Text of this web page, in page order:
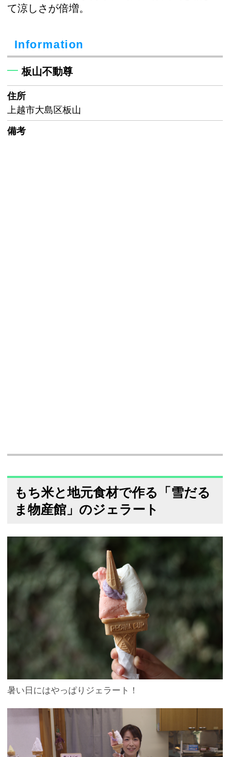
て涼しさが倍増。
Information
板山不動尊
住所
上越市大島区板山
備考
もち米と地元食材で作る「雪だる
ま物産館」のジェラート
暑い日にはやっぱりジェラート！